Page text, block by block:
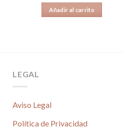
original
era:
Añadir al carrito
LEGAL
Aviso Legal
Política de Privacidad